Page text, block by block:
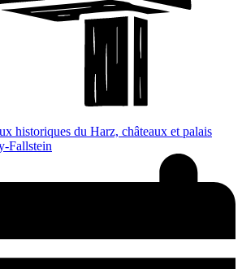
historiques du Harz, châteaux et palais
Fallstein